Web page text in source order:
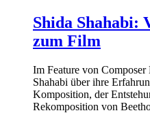
Shida Shahabi:
zum Film
Im Feature von
Shahabi über ihre
Komposition, der
Rekomposition von